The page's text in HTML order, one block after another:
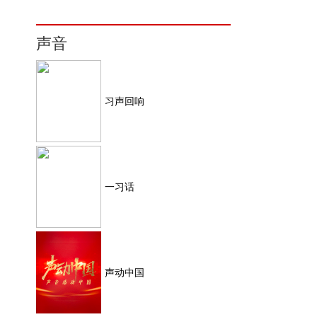
声音
习声回响
一习话
声动中国